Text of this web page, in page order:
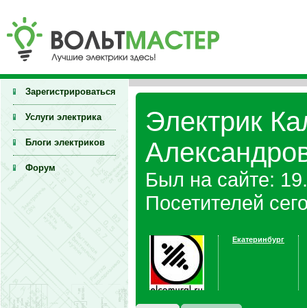
Зарегистрироваться
Услуги электрика
Блоги электриков
Форум
Электрик
Был на сайте:
Посетителей
Екатеринбург